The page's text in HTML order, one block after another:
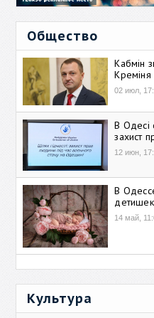
Общество
Кабмін
Креміня
02 июл,
В Одесі
захист
12 июн,
В
детишек
14 май,
Культура